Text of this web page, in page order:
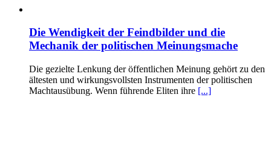
Die Wendigkeit der Feindbilder und die
Mechanik der politischen Meinungsmache
Die gezielte Lenkung der öffentlichen Meinung gehört zu den
ältesten und wirkungsvollsten Instrumenten der politischen
Machtausübung. Wenn führende Eliten ihre [...]